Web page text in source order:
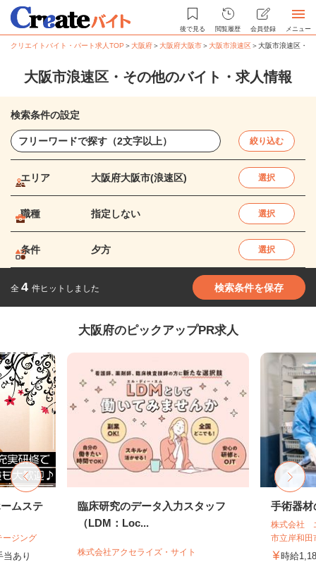
後で見る 閲覧履歴 会員登録 メニュー
クリエイトバイト・パート求人TOP ＞大阪府＞大阪府大阪市＞大阪市浪速区＞大阪市浪速区・
大阪市浪速区・その他のバイト・求人情報
検索条件の設定
絞り込む
エリア 大阪府大阪市(浪速区) 選択
職種 指定しない 選択
条件 夕方 選択
全 4 件ヒットしました 検索条件を保存
大阪府のピックアップPR求人
ムステ
ージング
あり
臨床研究のデータ入力スタッフ
（LDM：Loc...
株式会社アクセライズ・サイト
手術器材
株式会社
市立岸和田
時給